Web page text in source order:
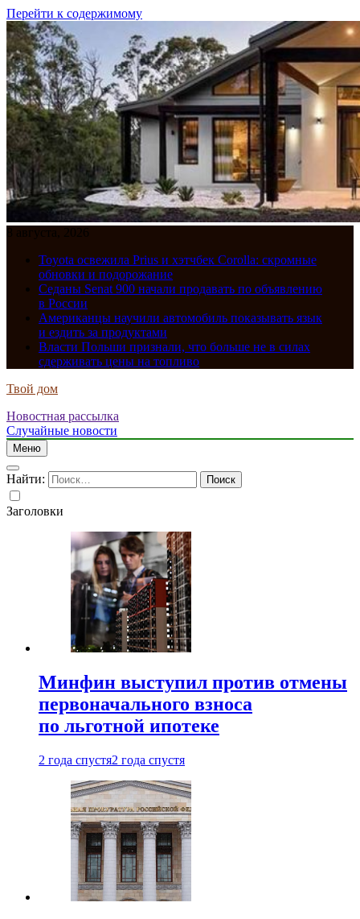
Перейти к содержимому
8 августа, 2026
Toyota освежила Prius и хэтчбек Corolla: скромные
обновки и подорожание
Седаны Senat 900 начали продавать по объявлению
в России
Американцы научили автомобиль показывать язык
и ездить за продуктами
Власти Польши признали, что больше не в силах
сдерживать цены на топливо
Твой дом
Новостная рассылка
Случайные новости
Меню
Найти:
Заголовки
Минфин выступил против отмены
первоначального взноса
по льготной ипотеке
2 года спустя2 года спустя